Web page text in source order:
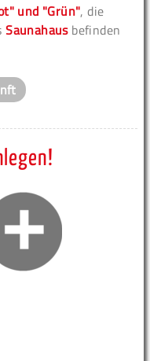
und "Grün", die
Saunahausbefinden